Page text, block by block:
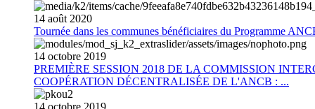
14 août 2020
Tournée dans les communes bénéficiaires du Programme
14 octobre 2019
PREMIÈRE SESSION 2018 DE LA COMMISSION
COOPÉRATION DÉCENTRALISÉE DE L'ANCB : ...
14 octobre 2019